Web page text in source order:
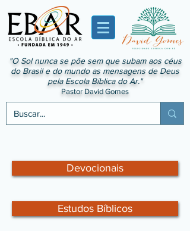
"O Sol nunca se põe sem que subam aos céus
do Brasil e do mundo as mensagens de Deus
pela Escola Bíblica do Ar."
Pastor David Gomes
Devocionais
Estudos Bíblicos